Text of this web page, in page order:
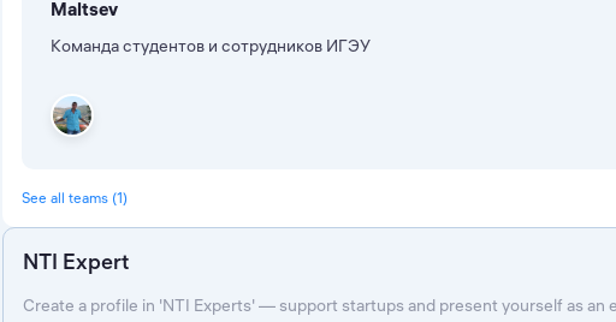
Maltsev
Команда студентов и сотрудников ИГЭУ
See all teams (1)
NTI Expert
Create a profile in 'NTI Experts' — support startups and present yourself as an